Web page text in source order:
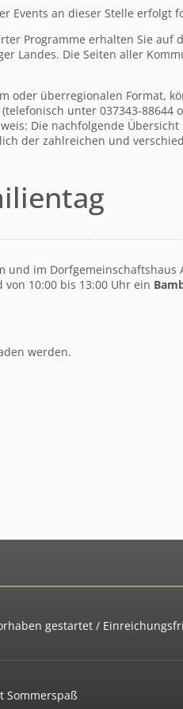
Events an dieser Stelle erfolgt
Programme erhalten Sie
Landes. Die Seiten aller
oder überregionalen Format,
unter 037343-88644
Die nachfolgende
der zahlreichen und
und im Dorfgemeinschaftshaus
10:00 bis 13:00 Uhr ein
werden.
gestartet /
Sommerspaß